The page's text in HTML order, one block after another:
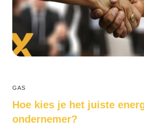
GAS
Hoe kies je het juiste
ondernemer?